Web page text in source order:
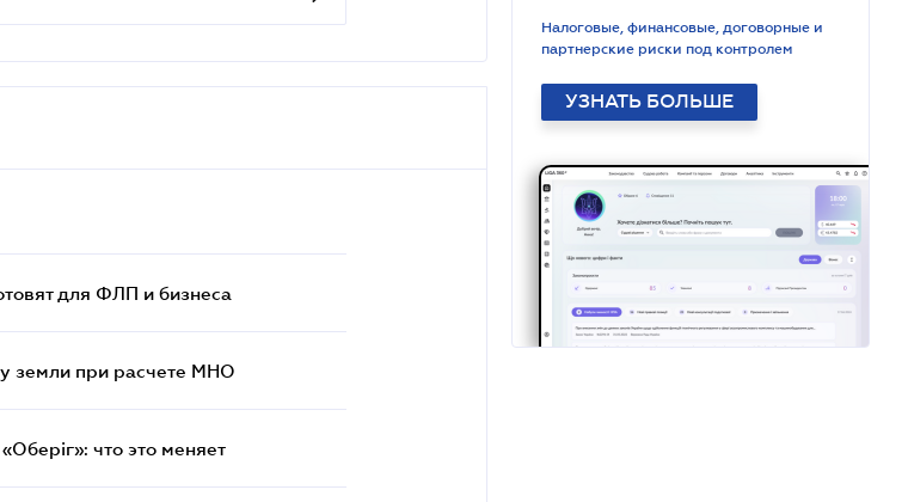
для ФЛП и бизнеса
земли при расчете МНО
что это меняет
Налоговые, финансовые, договорные и
партнерские риски под контролем
УЗНАТЬ БОЛЬШЕ